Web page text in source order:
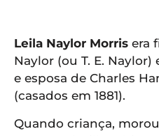
Leila Naylor Morris era
Naylor (ou T. E. Naylor)
e esposa de Charles
(casados ​​em 1881).
Quando criança,